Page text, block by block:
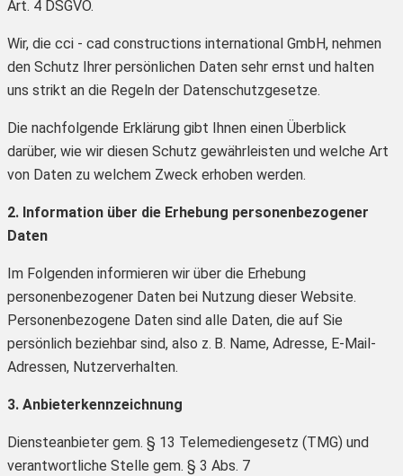
Art. 4 DSGVO.
Wir, die cci - cad constructions international GmbH, nehmen
den Schutz Ihrer persönlichen Daten sehr ernst und halten
uns strikt an die Regeln der Datenschutzgesetze.
Die nachfolgende Erklärung gibt Ihnen einen Überblick
darüber, wie wir diesen Schutz gewährleisten und welche Art
von Daten zu welchem Zweck erhoben werden.
2. Information über die Erhebung personenbezogener
Daten
Im Folgenden informieren wir über die Erhebung
personenbezogener Daten bei Nutzung dieser Website.
Personenbezogene Daten sind alle Daten, die auf Sie
persönlich beziehbar sind, also z. B. Name, Adresse, E-Mail-
Adressen, Nutzerverhalten.
3. Anbieterkennzeichnung
Diensteanbieter gem. § 13 Telemediengesetz (TMG) und
verantwortliche Stelle gem. § 3 Abs. 7